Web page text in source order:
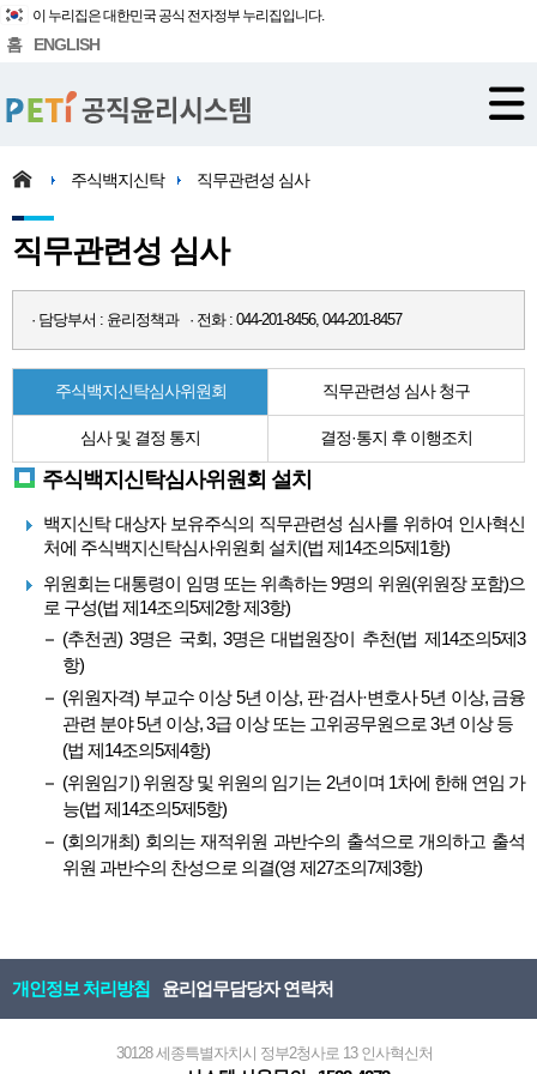
이 누리집은 대한민국 공식 전자정부 누리집입니다.
홈 ENGLISH
주식백지신탁 직무관련성 심사
직무관련성 심사
· 담당부서 : 윤리정책과 · 전화 : 044-201-8456, 044-201-8457
주식백지신탁심사위원회 직무관련성 심사 청구
심사 및 결정 통지 결정·통지 후 이행조치
주식백지신탁심사위원회 설치
백지신탁 대상자 보유주식의 직무관련성 심사를 위하여 인사혁신
처에 주식백지신탁심사위원회 설치(법 제14조의5제1항)
위원회는 대통령이 임명 또는 위촉하는 9명의 위원(위원장 포함)으
로 구성(법 제14조의5제2항 제3항)
(추천권) 3명은 국회, 3명은 대법원장이 추천(법 제14조의5제3
항)
(위원자격) 부교수 이상 5년 이상, 판·검사·변호사 5년 이상, 금융
관련 분야 5년 이상, 3급 이상 또는 고위공무원으로 3년 이상 등
(법 제14조의5제4항)
(위원임기) 위원장 및 위원의 임기는 2년이며 1차에 한해 연임 가
능(법 제14조의5제5항)
(회의개최) 회의는 재적위원 과반수의 출석으로 개의하고 출석
위원 과반수의 찬성으로 의결(영 제27조의7제3항)
개인정보 처리방침 윤리업무담당자 연락처
30128 세종특별자치시 정부2청사로 13 인사혁신처